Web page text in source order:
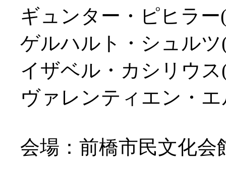
ギュンター・ピヒラー
ゲルハルト・シュルツ
イザベル・カシリウス
ヴァレンティエン・
会場：前橋市民文化会